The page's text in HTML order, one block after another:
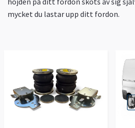
mycket du lastar upp ditt fordon.